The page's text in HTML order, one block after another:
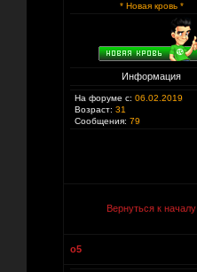
* Новая кровь *
Информация
На форуме с: 06.02.2019
Возраст: 31
Сообщения: 79
Вернуться к началу
o5